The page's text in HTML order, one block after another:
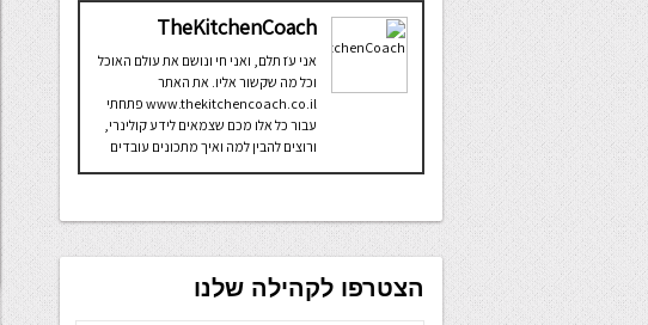
TheKitchenCoach
אני עֹז תלם, ואני חי ונושם את עולם האוכל
וכל מה שקשור אליו. את האתר
www.thekitchencoach.co.il פתחתי
עבור כל אלו מכם שצמאים לידע קולינרי,
ורוצים להבין למה ואיך מתכונים עובדים
הצטרפו לקהילה שלנו